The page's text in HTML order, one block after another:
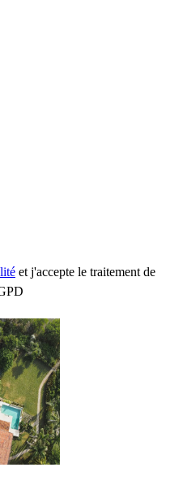
et j'accepte le traitement de